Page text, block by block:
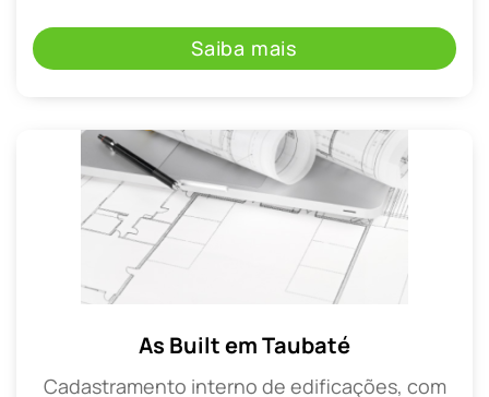
Saiba mais
As Built em Taubaté
Cadastramento interno de edificações, com